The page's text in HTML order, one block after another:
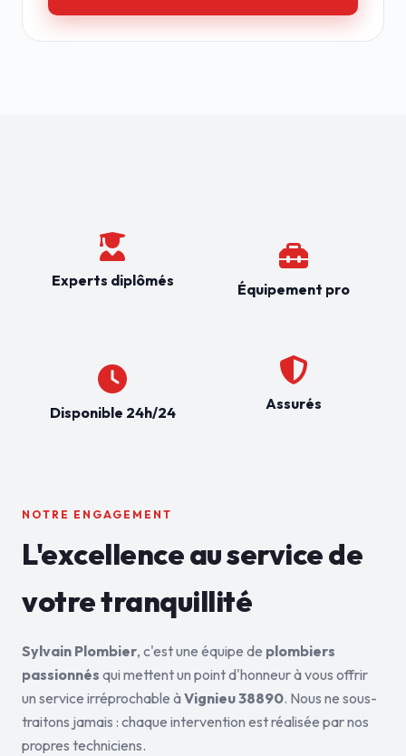
Experts diplômés
Disponible 24h/24
Équipement pro
Assurés
NOTRE ENGAGEMENT
L'excellence au service de
votre tranquillité
Sylvain Plombier, c'est une équipe de plombiers
passionnés qui mettent un point d'honneur à vous offrir
un service irréprochable àVignieu 38890. Nous ne sous-
traitons jamais : chaque intervention est réalisée par nos
propres techniciens.